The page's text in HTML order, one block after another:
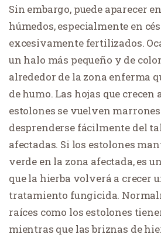
Sin embargo, puede aparecer
húmedos, especialmente en
excesivamente fertilizados.
un halo más pequeño y de
alrededor de la zona enferma
de humo. Las hojas que crecen
estolones se vuelven
desprenderse fácilmente del
afectadas. Si los estolones
verde en la zona afectada, es
que la hierba volverá a crecer
tratamiento fungicida.
raíces como los estolones
mientras que las briznas de